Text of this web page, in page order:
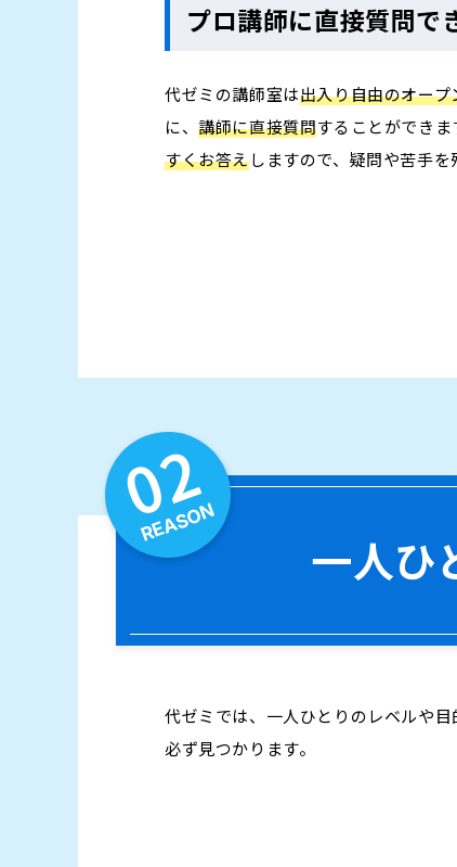
プロ講師に直接質問で
代ゼミの講師室は出入り自由のオープ
に、講師に直接質問することができま
すくお答えしますので、疑問や苦手を
02
REASON
一人ひ
代ゼミでは、一人ひとりのレベルや
必ず見つかります。